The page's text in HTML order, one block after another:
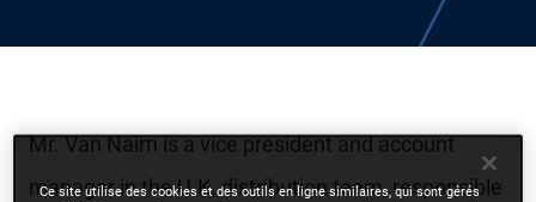
Mr. Van Nairn is a vice president and account
manager in the U.K. distribution team, responsible
Ce site utilise des cookies et des outils en ligne similaires, qui sont gérés